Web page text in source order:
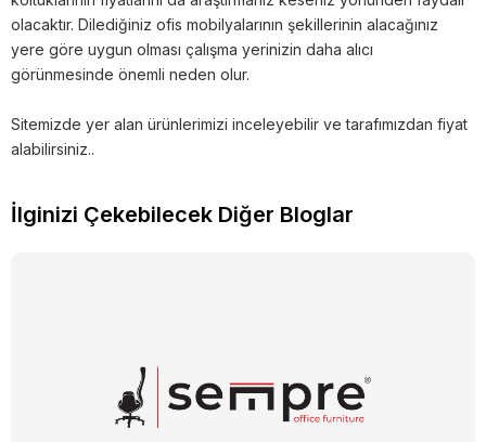
olacaktır. Dilediğiniz ofis mobilyalarının şekillerinin alacağınız
yere göre uygun olması çalışma yerinizin daha alıcı
görünmesinde önemli neden olur.
Sitemizde yer alan ürünlerimizi inceleyebilir ve tarafımızdan fiyat
alabilirsiniz..
İlginizi Çekebilecek Diğer Bloglar